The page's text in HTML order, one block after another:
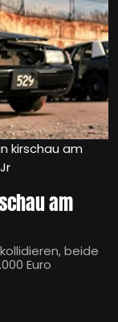
kirschau am
am
beide
Euro